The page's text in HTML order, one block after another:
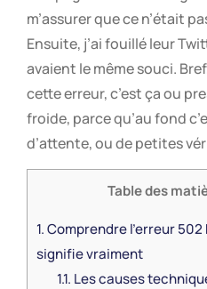
m’assurer que ce n’était
Ensuite, j’ai fouillé leur
avaient le même souci.
cette erreur, c’est ça ou
froide, parce qu’au fond
d’attente, ou de petites
Table des
1.Comprendre l’erreur 502
signifie vraiment
1.1. Les causes